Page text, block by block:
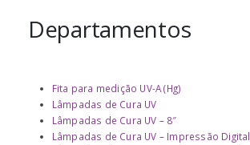
Departamentos
Fita para medição UV-A (Hg)
Lâmpadas de Cura UV
Lâmpadas de Cura UV – 8″
Lâmpadas de Cura UV – Impressão Digital